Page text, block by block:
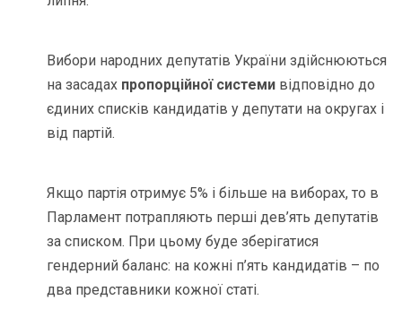
Вибори народних депутатів України здійснюються
на засадах пропорційної системи відповідно до
єдиних списків кандидатів у депутати на округах і
від партій.
Якщо партія отримує 5% і більше на виборах, то в
Парламент потрапляють перші дев’ять депутатів
за списком. При цьому буде зберігатися
гендерний баланс: на кожні п’ять кандидатів – по
два представники кожної статі.